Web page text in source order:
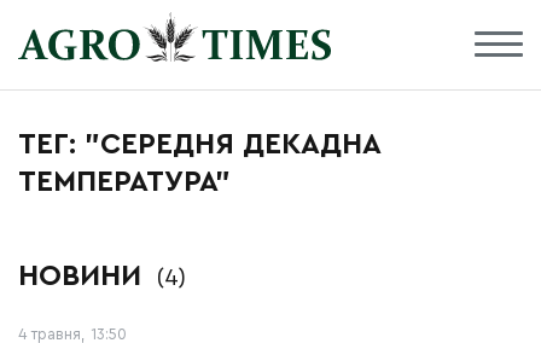
ТЕГ: "СЕРЕДНЯ ДЕКАДНА
ТЕМПЕРАТУРА"
НОВИНИ (4)
4 травня, 13:50